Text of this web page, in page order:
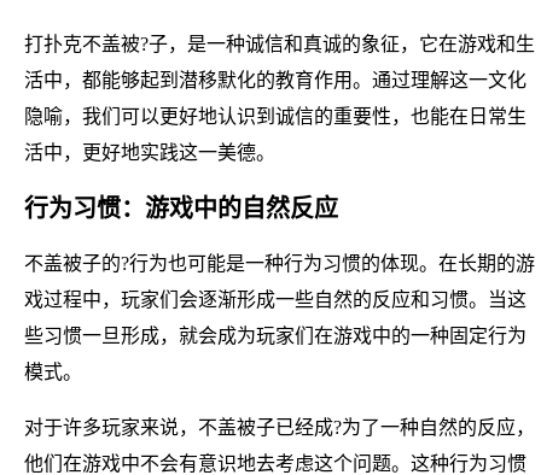
打扑克不盖被?子，是一种诚信和真诚的象征，它在游戏和生
活中，都能够起到潜移默化的教育作用。通过理解这一文化
隐喻，我们可以更好地认识到诚信的重要性，也能在日常生
活中，更好地实践这一美德。
行为习惯：游戏中的自然反应
不盖被子的?行为也可能是一种行为习惯的体现。在长期的游
戏过程中，玩家们会逐渐形成一些自然的反应和习惯。当这
些习惯一旦形成，就会成为玩家们在游戏中的一种固定行为
模式。
对于许多玩家来说，不盖被子已经成?为了一种自然的反应，
他们在游戏中不会有意识地去考虑这个问题。这种行为习惯